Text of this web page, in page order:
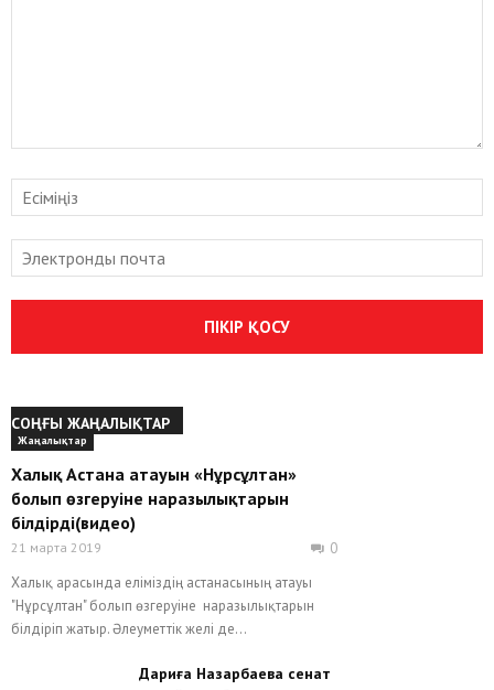
СОҢҒЫ ЖАҢАЛЫҚТАР
Жаңалықтар
Халық Астана атауын «Нұрсұлтан»
болып өзгеруіне наразылықтарын
білдірді(видео)
21 марта 2019
0
Халық арасында еліміздің астанасының атауы
"Нұрсұлтан" болып өзгеруіне наразылықтарын
білдіріп жатыр. Әлеуметтік желі де...
Дариға Назарбаева сенат